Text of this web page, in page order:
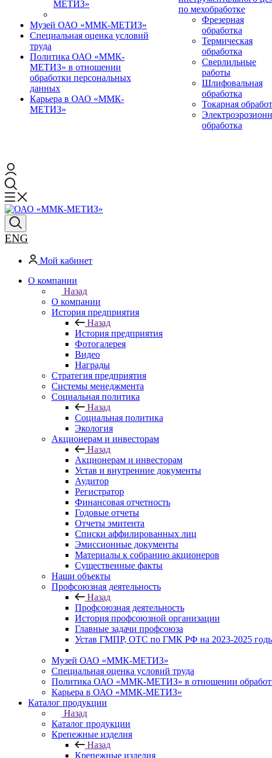
МЕТИЗ»
Музей ОАО «ММК-МЕТИЗ»
Специальная оценка условий
труда
Политика ОАО «ММК-
МЕТИЗ» в отношении
обработки персональных
данных
Карьера в ОАО «ММК-
МЕТИЗ»
по мехобработке
Фрезерная
обработка
Термическая
обработка
Сверлильные
работы
Шлифовальная
обработка
Токарная
обработка
ENG
Мой кабинет
О компании
Назад
О компании
История предприятия
Назад
История предприятия
Фотогалерея
Видео
Награды
Стратегия предприятия
Системы менеджмента
Социальная политика
Назад
Социальная политика
Экология
Акционерам и инвесторам
Назад
Акционерам и инвесторам
Устав и внутренние документы
Аудитор
Регистратор
Финансовая отчетность
Годовые отчеты
Отчеты эмитента
Списки аффилированных лиц
Эмиссионные документы
Материалы к собранию акционеров
Существенные факты
Наши объекты
Профсоюзная деятельность
Назад
Профсоюзная деятельность
История профсоюзной организации
Главные задачи профсоюза
Устав ГМПР, ОТС по ГМК РФ на 2023-2025
Музей ОАО «ММК-МЕТИЗ»
Специальная оценка условий труда
Политика ОАО «ММК-МЕТИЗ» в отношении
Карьера в ОАО «ММК-МЕТИЗ»
Каталог продукции
Назад
Каталог продукции
Крепежные изделия
Назад
Крепежные изделия